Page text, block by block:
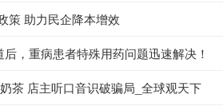
策 助力民企降本增效
后，重病患者特殊用药问题迅速解决！
骗子冒充老师订购330杯奶茶 店主听口音识破骗局_全球观天下